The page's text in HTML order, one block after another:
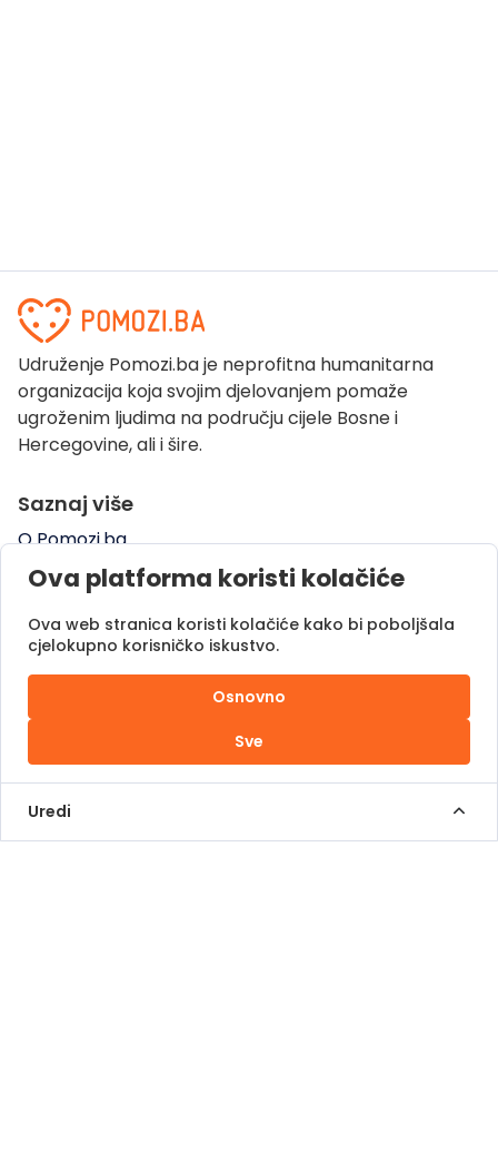
Udruženje Pomozi.ba je neprofitna humanitarna
organizacija koja svojim djelovanjem pomaže
ugroženim ljudima na području cijele Bosne i
Hercegovine, ali i šire.
Saznaj više
O Pomozi.ba
Pogledaj kampanje
Pomozi.ba Novosti
Kontaktirajte nas
Kontakt Info
+387 62 839 000
info@pomoziba.org
Ova platforma koristi kolačiće
Ova web stranica koristi kolačiće kako bi poboljšala
cjelokupno korisničko iskustvo.
Osnovno
Sve
Uredi